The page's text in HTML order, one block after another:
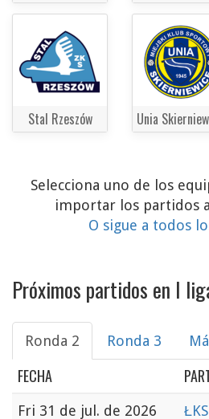
Stal Rzeszów Unia
Selecciona uno de los
importar los partidos
O sigue a todos
Próximos partidos en I
Ronda 2 Ronda 3
FECHA
Fri 31 de jul. de 2026